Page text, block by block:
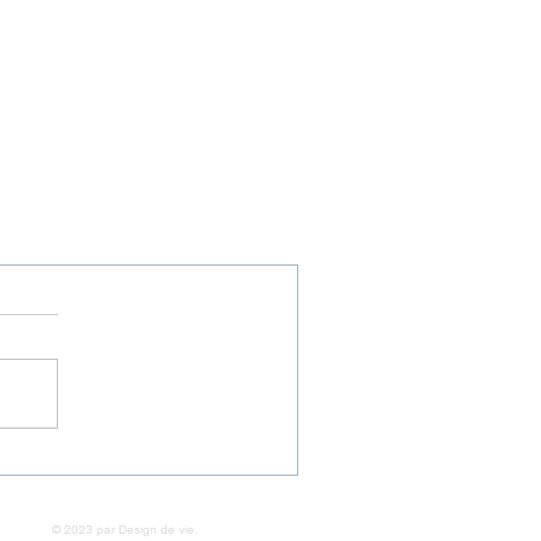
© 2023 par Design de vie.